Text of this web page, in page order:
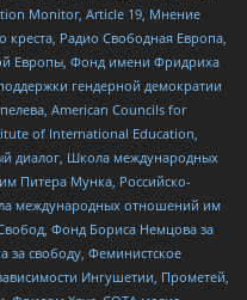
Monitor, Article 19, Мнение
Радио Свободная Европа,
Европы, Фонд имени Фридриха
гендерной демократии
American Councils for
of International Education,
диалог, Школа международных
Питера Мунка, Российско-
международных отношений им
Фонд Бориса Немцова за
свободу, Феминистское
Ингушетии, Прометей,